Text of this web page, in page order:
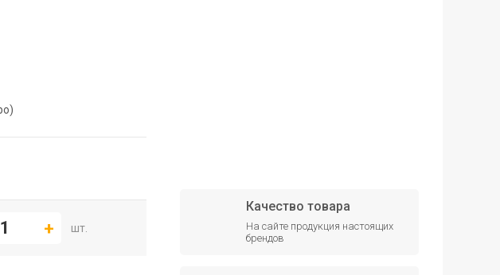
шт.
Качество товара
На сайте продукция настоящих
брендов